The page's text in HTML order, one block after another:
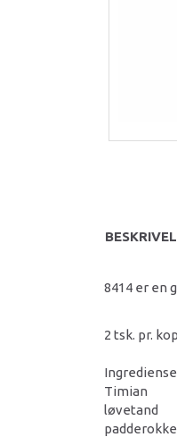
8414 er en
2 tsk. pr.
Timian
løvetand
padderokke